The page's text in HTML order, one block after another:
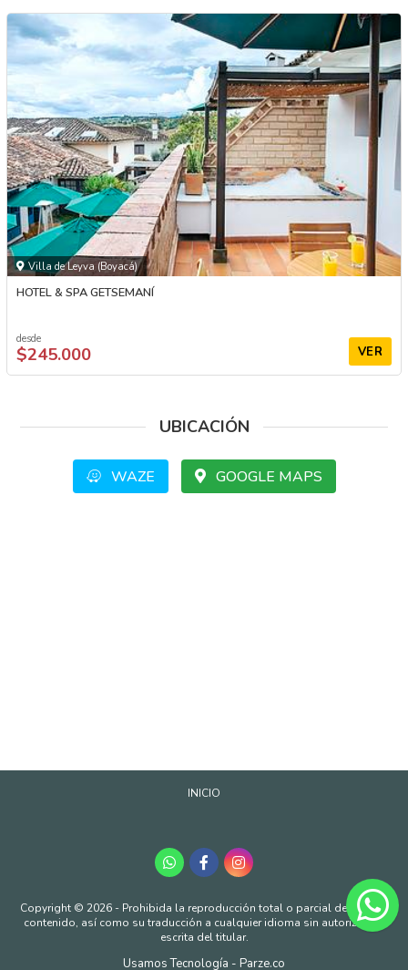
Villa de Leyva (Boyacá)
HOTEL & SPA GETSEMANÍ
desde
$245.000 VER
UBICACIÓN
WAZE GOOGLE MAPS
INICIO
Copyright © 2026 - Prohibida la reproducción total o parcial de nuestro
contenido, así como su traducción a cualquier idioma sin autorización
escrita del titular.
Usamos Tecnología - Parze.co